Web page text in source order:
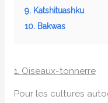
9. Katshituashku
10. Bakwas
1. Oiseaux-tonnerre
Pour les cultures